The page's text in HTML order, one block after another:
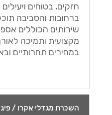
חזקים, בטוחים
ברחובות והסביבה
שירותים הכוללים
מקצועית ותמיכה
במחירים תחרותיים
השכרת מגדלי אקרו /